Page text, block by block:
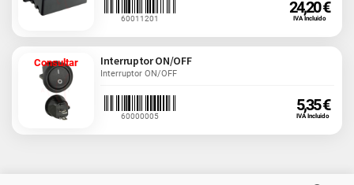
60011201
24,20 €
IVA Incluido
Consultar Interruptor ON/OFF
Interruptor ON/OFF
60000005
5,35 €
IVA Incluido